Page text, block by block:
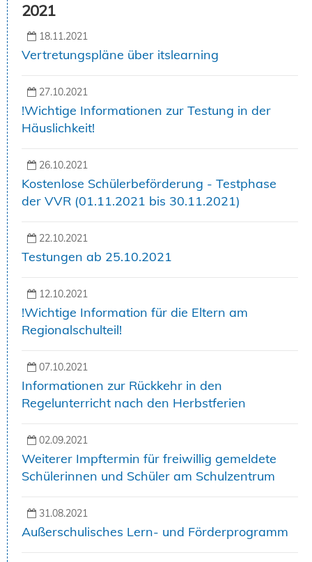
2021
18.11.2021
Vertretungspläne über itslearning
27.10.2021
!Wichtige Informationen zur Testung in der
Häuslichkeit!
26.10.2021
Kostenlose Schülerbeförderung - Testphase
der VVR (01.11.2021 bis 30.11.2021)
22.10.2021
Testungen ab 25.10.2021
12.10.2021
!Wichtige Information für die Eltern am
Regionalschulteil!
07.10.2021
Informationen zur Rückkehr in den
Regelunterricht nach den Herbstferien
02.09.2021
Weiterer Impftermin für freiwillig gemeldete
Schülerinnen und Schüler am Schulzentrum
31.08.2021
Außerschulisches Lern- und Förderprogramm